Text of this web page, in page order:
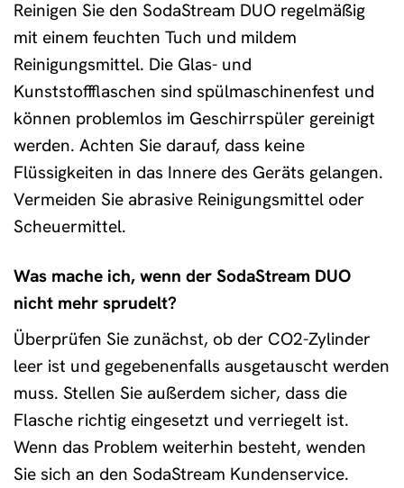
Reinigen Sie den SodaStream DUO regelmäßig
mit einem feuchten Tuch und mildem
Reinigungsmittel. Die Glas- und
Kunststoffflaschen sind spülmaschinenfest und
können problemlos im Geschirrspüler gereinigt
werden. Achten Sie darauf, dass keine
Flüssigkeiten in das Innere des Geräts gelangen.
Vermeiden Sie abrasive Reinigungsmittel oder
Scheuermittel.
Was mache ich, wenn der SodaStream DUO
nicht mehr sprudelt?
Überprüfen Sie zunächst, ob der CO2-Zylinder
leer ist und gegebenenfalls ausgetauscht werden
muss. Stellen Sie außerdem sicher, dass die
Flasche richtig eingesetzt und verriegelt ist.
Wenn das Problem weiterhin besteht, wenden
Sie sich an den SodaStream Kundenservice.